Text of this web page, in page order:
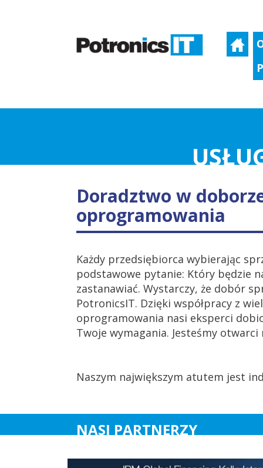
Doradztwo w
oprogramowania
Każdy przedsiębiorca wybierając
podstawowe pytanie: Który będzie
zastanawiać. Wystarczy, że dobór
PotronicsIT. Dzięki współpracy z
oprogramowania nasi eksperci
Twoje wymagania. Jesteśmy
Naszym największym atutem jest
NASI PARTNERZY